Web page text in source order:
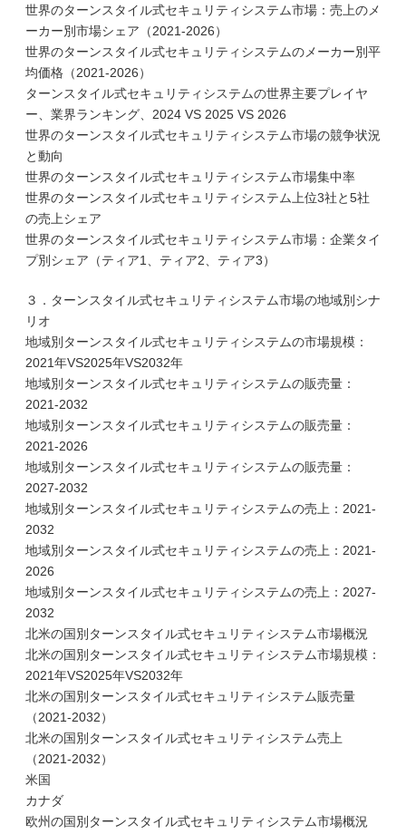
世界のターンスタイル式セキュリティシステム市場：売上のメ
ーカー別市場シェア（2021-2026）
世界のターンスタイル式セキュリティシステムのメーカー別平
均価格（2021-2026）
ターンスタイル式セキュリティシステムの世界主要プレイヤ
ー、業界ランキング、2024 VS 2025 VS 2026
世界のターンスタイル式セキュリティシステム市場の競争状況
と動向
世界のターンスタイル式セキュリティシステム市場集中率
世界のターンスタイル式セキュリティシステム上位3社と5社
の売上シェア
世界のターンスタイル式セキュリティシステム市場：企業タイ
プ別シェア（ティア1、ティア2、ティア3）
３．ターンスタイル式セキュリティシステム市場の地域別シナ
リオ
地域別ターンスタイル式セキュリティシステムの市場規模：
2021年VS2025年VS2032年
地域別ターンスタイル式セキュリティシステムの販売量：
2021-2032
地域別ターンスタイル式セキュリティシステムの販売量：
2021-2026
地域別ターンスタイル式セキュリティシステムの販売量：
2027-2032
地域別ターンスタイル式セキュリティシステムの売上：2021-
2032
地域別ターンスタイル式セキュリティシステムの売上：2021-
2026
地域別ターンスタイル式セキュリティシステムの売上：2027-
2032
北米の国別ターンスタイル式セキュリティシステム市場概況
北米の国別ターンスタイル式セキュリティシステム市場規模：
2021年VS2025年VS2032年
北米の国別ターンスタイル式セキュリティシステム販売量
（2021-2032）
北米の国別ターンスタイル式セキュリティシステム売上
（2021-2032）
米国
カナダ
欧州の国別ターンスタイル式セキュリティシステム市場概況